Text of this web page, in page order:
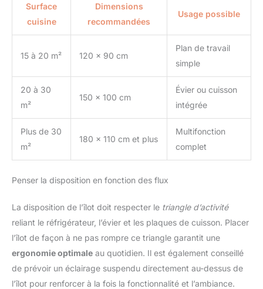
Surface
cuisine
Dimensions
recommandées
Usage possible
15 à 20 m² 120 x 90 cm
Plan de travail
simple
20 à 30
m²
150 x 100 cm
Évier ou cuisson
intégrée
Plus de 30
m²
180 x 110 cm et plus
Multifonction
complet
Penser la disposition en fonction des flux
La disposition de l’îlot doit respecter le triangle d’activité
reliant le réfrigérateur, l’évier et les plaques de cuisson. Placer
l’îlot de façon à ne pas rompre ce triangle garantit une
ergonomie optimale au quotidien. Il est également conseillé
de prévoir un éclairage suspendu directement au-dessus de
l’îlot pour renforcer à la fois la fonctionnalité et l’ambiance.